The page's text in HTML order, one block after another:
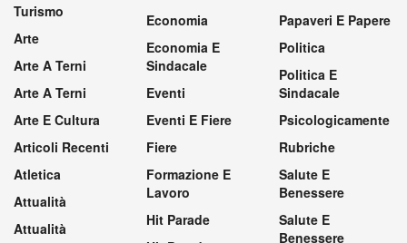
Turismo
Arte
Arte A Terni
Arte A Terni
Arte E Cultura
Articoli Recenti
Atletica
Attualità
Attualità
Economia
Economia E
Sindacale
Eventi
Eventi E Fiere
Fiere
Formazione E
Lavoro
Hit Parade
Papaveri E Papere
Politica
Politica E
Sindacale
Psicologicamente
Rubriche
Salute E
Benessere
Salute E
Benessere